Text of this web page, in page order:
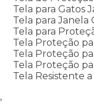
Tela para Gatos
Tela para Janela
Tela para
Tela Proteção
Tela Proteção
Tela Proteção
Tela Resistente
,